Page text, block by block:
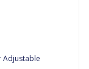
Adjustable